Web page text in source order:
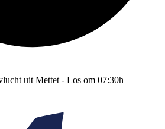
uit Mettet - Los om 07:30h